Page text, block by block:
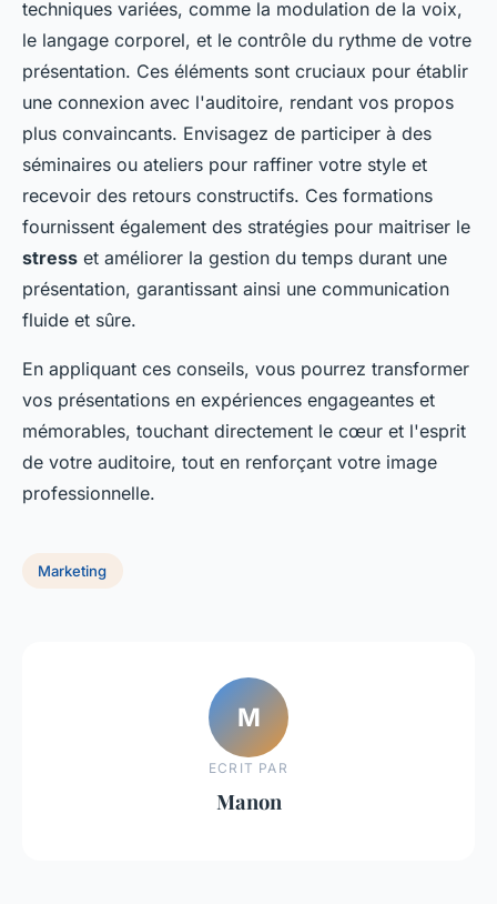
techniques variées, comme la modulation de la voix,
le langage corporel, et le contrôle du rythme de votre
présentation. Ces éléments sont cruciaux pour établir
une connexion avec l'auditoire, rendant vos propos
plus convaincants. Envisagez de participer à des
séminaires ou ateliers pour raffiner votre style et
recevoir des retours constructifs. Ces formations
fournissent également des stratégies pour maitriser le
stress et améliorer la gestion du temps durant une
présentation, garantissant ainsi une communication
fluide et sûre.
En appliquant ces conseils, vous pourrez transformer
vos présentations en expériences engageantes et
mémorables, touchant directement le cœur et l'esprit
de votre auditoire, tout en renforçant votre image
professionnelle.
Marketing
M
ECRIT PAR
Manon